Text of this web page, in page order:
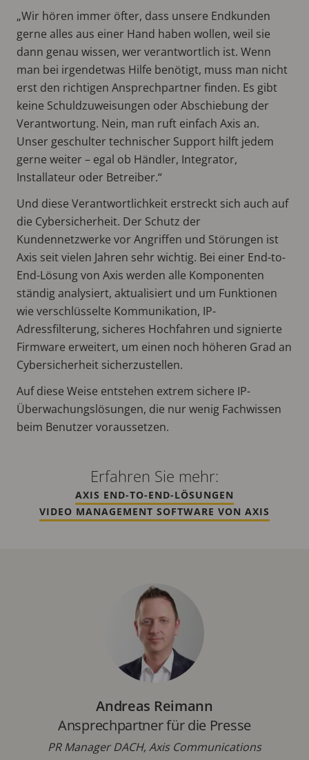
„Wir hören immer öfter, dass unsere Endkunden
gerne alles aus einer Hand haben wollen, weil sie
dann genau wissen, wer verantwortlich ist. Wenn
man bei irgendetwas Hilfe benötigt, muss man nicht
erst den richtigen Ansprechpartner finden. Es gibt
keine Schuldzuweisungen oder Abschiebung der
Verantwortung. Nein, man ruft einfach Axis an.
Unser geschulter technischer Support hilft jedem
gerne weiter – egal ob Händler, Integrator,
Installateur oder Betreiber.“
Und diese Verantwortlichkeit erstreckt sich auch auf
die Cybersicherheit. Der Schutz der
Kundennetzwerke vor Angriffen und Störungen ist
Axis seit vielen Jahren sehr wichtig. Bei einer End-to-
End-Lösung von Axis werden alle Komponenten
ständig analysiert, aktualisiert und um Funktionen
wie verschlüsselte Kommunikation, IP-
Adressfilterung, sicheres Hochfahren und signierte
Firmware erweitert, um einen noch höheren Grad an
Cybersicherheit sicherzustellen.
Auf diese Weise entstehen extrem sichere IP-
Überwachungslösungen, die nur wenig Fachwissen
beim Benutzer voraussetzen.
Erfahren Sie mehr:
AXIS END-TO-END-LÖSUNGEN
VIDEO MANAGEMENT SOFTWARE VON AXIS
Andreas Reimann
Ansprechpartner für die Presse
PR Manager DACH, Axis Communications